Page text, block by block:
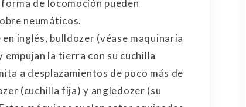
de locomoción pueden
neumáticos.
inglés, bulldozer (véase maquinaria
la tierra con su cuchilla
a desplazamientos de poco más de
(cuchilla fija) y angledozer (su